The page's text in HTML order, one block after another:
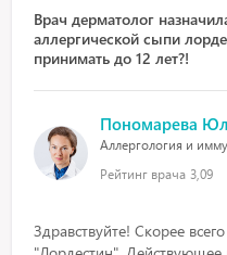
Врач дерматолог
аллергической сыпи
принимать до 12 лет?!
Пономарева
Аллергология и
Рейтинг врача 3,09
Здравствуйте! Скорее